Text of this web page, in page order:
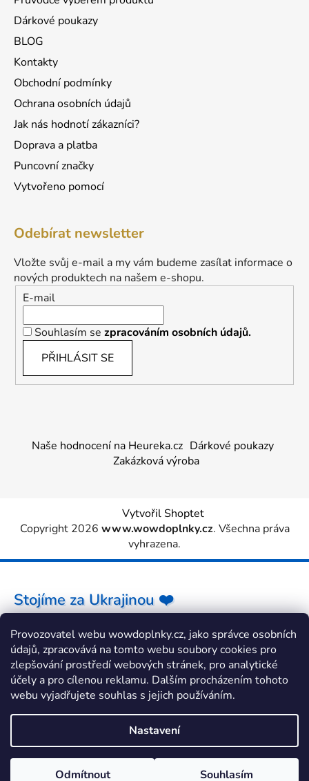
Provozovatel webu wowdoplnky.cz, jako správce osobních
údajů, zpracovává na tomto webu soubory cookies pro
zlepšování prostředí webových stránek, pro analytické
účely a pro cílenou reklamu. Dalším procházením tohoto
webu vyjadřujete souhlas s jejich používáním.
Nastavení
Odmítnout Souhlasím
Dárkové poukazy
BLOG
Kontakty
Obchodní podmínky
Ochrana osobních údajů
Jak nás hodnotí zákazníci?
Doprava a platba
Puncovní značky
Vytvořeno pomocí
Odebírat newsletter
Vložte svůj e-mail a my vám budeme zasílat informace o
nových produktech na našem e-shopu.
E-mail
Souhlasím se zpracováním osobních údajů.
PŘIHLÁSIT SE
Naše hodnocení na Heureka.cz Dárkové poukazy
Zakázková výroba
Vytvořil Shoptet
Copyright 2026 www.wowdoplnky.cz. Všechna práva
vyhrazena.
Stojíme za Ukrajinou ❤️
Jak a čím pomoci »